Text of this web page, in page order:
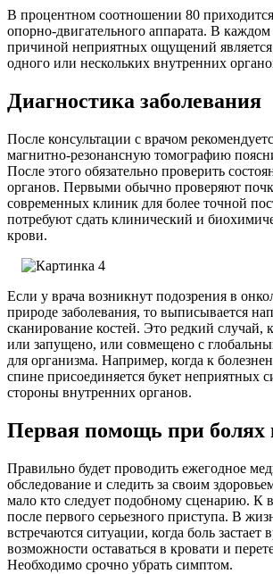
В процентном соотношении 80
опорно-двигательного аппарата. В каждом
причиной неприятных ощущений является
одного или нескольких внутренних
Диагностика заболевания
После консультации с врачом
магнитно-резонансную томографию
После этого обязательно проверить
органов. Первыми обычно проверяют
современных клиник для более точной
потребуют сдать клинический и
крови.
Если у врача возникнут подозрения в
природе заболевания, то выписывается
сканирование костей. Это редкий случай,
или запущено, или совмещено с
для организма. Например, когда к
спине присоединяется букет неприятных
стороны внутренних органов.
Первая помощь при болях
Правильно будет проводить ежегодное
обследование и следить за своим
мало кто следует подобному сценарию. К
после первого серьезного приступа. В
встречаются ситуации, когда боль застает
возможности оставаться в кровати и
Необходимо срочно убрать симптом.